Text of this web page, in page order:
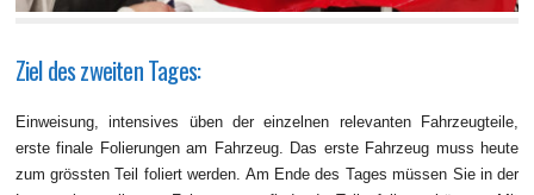
Ziel des zweiten Tages:
Einweisung, intensives üben der einzelnen relevanten Fahrzeugteile,
erste finale Folierungen am Fahrzeug. Das erste Fahrzeug muss heute
zum grössten Teil foliert werden. Am Ende des Tages müssen Sie in der